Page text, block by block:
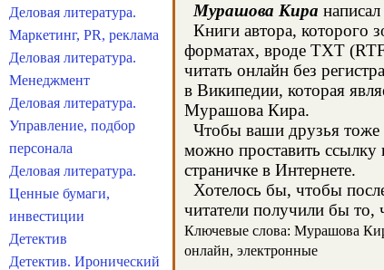
Мурашова Кира
Книги автора, которого
форматах, вроде TXT
читать онлайн без
в Википедии, которая
Мурашова Кира.
Чтобы ваши друзья тоже
можно проставить ссылку
страничке в Интернете.
Хотелось бы, чтобы
читатели получили бы то,
Ключевые слова: Мурашова
онлайн, электронные
Деловая литература.
Маркетинг, PR, реклама
Деловая литература.
Менеджмент
Деловая литература.
Управление, подбор
персонала
Деловая литература.
Ценные бумаги,
инвестиции
Детектив
Детектив. Иронический